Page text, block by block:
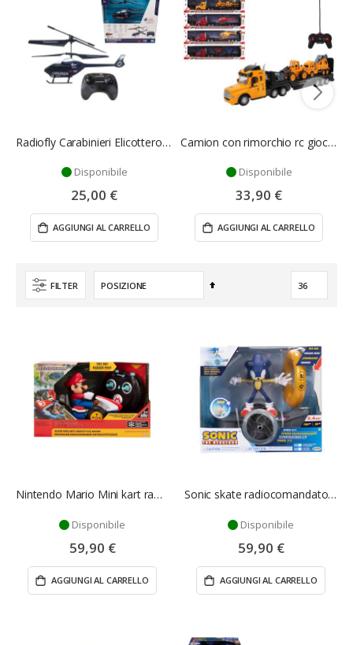
Radiofly Carabinieri Elicottero RC a Infrarossi con Giroscopio
Disponibile
25,00 €
AGGIUNGI AL CARRELLO
Camion con rimorchio rc giocattolo scala 1/30 - Mazzeo Giocattoli
Disponibile
33,90 €
AGGIUNGI AL CARRELLO
FILTER
Imposta
Nintendo Mario Mini kart radiocomandato - Jakks Pacific
Disponibile
59,90 €
AGGIUNGI AL CARRELLO
Sonic skate radiocomandato - Jakks Pacific
Disponibile
59,90 €
AGGIUNGI AL CARRELLO